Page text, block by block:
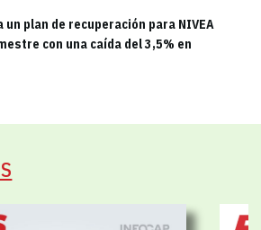
plan de recuperación para NIVEA
con una caída del 3,5% en